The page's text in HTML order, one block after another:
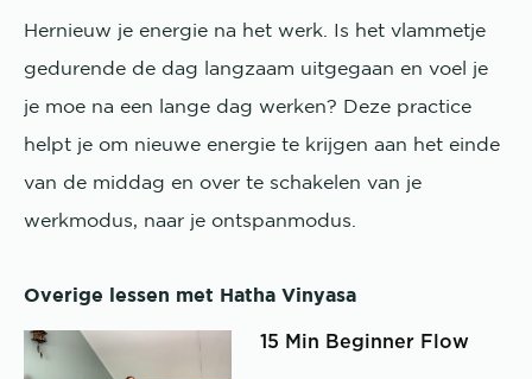
Hernieuw je energie na het werk. Is het vlammetje
gedurende de dag langzaam uitgegaan en voel je
je moe na een lange dag werken? Deze practice
helpt je om nieuwe energie te krijgen aan het einde
van de middag en over te schakelen van je
werkmodus, naar je ontspanmodus.
Overige lessen met Hatha Vinyasa
15 Min Beginner Flow